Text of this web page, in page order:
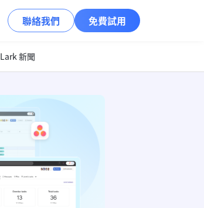
聯絡我們 免費試用
Lark 新聞